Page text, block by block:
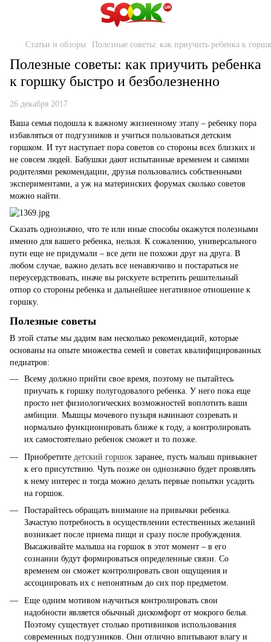
Статьи и обзоры Полезные советы: как приучить ребенка к
Полезные советы: как приучить ребенка
к горшку быстро и безболезненно
26 декабря 2017
Ваша семья подошла к важному жизненному этапу – ребенку пора
избавляться от подгузников и учиться пользоваться детским
горшком. И тут наступает пора советов со стороны всех близких и
не совсем людей. Бабушки дают испытанные временем и самими
родителями рекомендации, друзья пользовались собственными
экспериментами, а уж на материнских форумах сколько советов
можно найти.
Сказать однозначно, что те или иные способы окажутся полезными
именно для вашего ребенка, нельзя. К сожалению, универсального
пути еще не придумали – все дети не похожи друг на друга. В
любом случае, важно делать все ненавязчиво и постараться не
переусердствовать, иначе вы рискуете встретить решительный
отпор со стороны ребенка и дальнейшее негативное отношение к
горшку.
Полезные советы
В этой статье мы дадим вам несколько рекомендаций, которые
основаны на опыте множества семей и советах квалифицированных
педиатров:
Всему должно прийти свое время, поэтому не пытайтесь
приучать к горшку полугодовалого ребенка. У него пока еще
просто нет физиологических возможностей воплотить ваши
амбиции. Мышцы мочевого пузыря начинают созревать и
нормально функционировать ближе к году, а контролировать
их самостоятельно ребенок сможет и то позже.
Приобретите детский горшок заранее, пусть малыш привыкнет
к его присутствию. Чуть позже он однозначно будет проявлять
к нему интерес и тогда можно делать первые попытки усадить
на горшок.
Постарайтесь обращать внимание на привычки ребенка.
Зачастую потребность в осуществлении естественных желаний
возникает после приема пищи и сразу после пробуждения.
Высаживайте малыша на горшок в этот момент – в его
сознании будут формироваться определенные связи. Со
временем он сможет контролировать свои ощущения и
ассоциировать их с непонятным до сих пор предметом.
Еще одним мотивом научиться контролировать свои
надобности является обычный дискомфорт от мокрого белья.
Поэтому существует столько противников использования
современных подгузников. Они отлично впитывают влагу и